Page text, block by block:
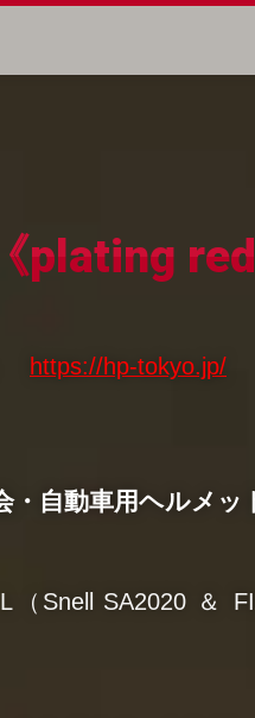
https://hp-tokyo.jp/
自動車用ヘルメッ
（Snell SA2020 ＆